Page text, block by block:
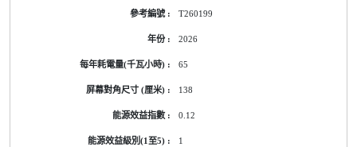
T260199
2026
65
138
0.12
1